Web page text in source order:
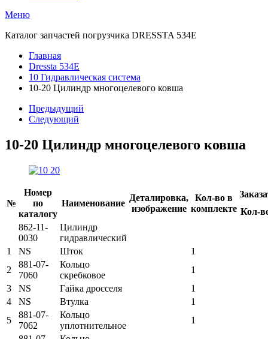
Меню
Каталог запчастей погрузчика DRESSTA 534E
Главная
Dressta 534E
10 Гидравлическая система
10-20 Цилиндр многоцелевого ковша
Предыдущий
Следующий
10-20 Цилиндр многоцелевого ковша
№
Номер
по
каталогу
Наименование
Деталировка,
изображение
Кол-во в
комплекте Кол-
862-11-
0030
Цилиндр
гидравлический
1
NS Шток
1
2
881-07-
7060
Кольцо
скребковое
1
3
NS Гайка дросселя
1
4
NS Втулка
1
5
881-07-
7062
Кольцо
уплотнительное
1